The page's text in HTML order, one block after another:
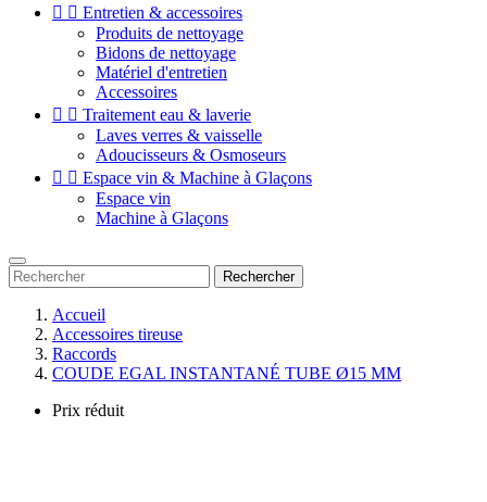
  Entretien & accessoires
Produits de nettoyage
Bidons de nettoyage
Matériel d'entretien
Accessoires
  Traitement eau & laverie
Laves verres & vaisselle
Adoucisseurs & Osmoseurs
  Espace vin & Machine à Glaçons
Espace vin
Machine à Glaçons
Rechercher
Accueil
Accessoires tireuse
Raccords
COUDE EGAL INSTANTANÉ TUBE Ø15 MM
Prix réduit